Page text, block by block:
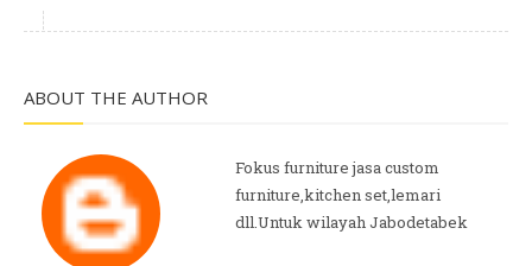
ABOUT THE AUTHOR
Fokus furniture jasa custom
furniture,kitchen set,lemari
dll.Untuk wilayah Jabodetabek